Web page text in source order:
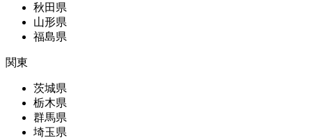
秋田県
山形県
福島県
関東
茨城県
栃木県
群馬県
埼玉県